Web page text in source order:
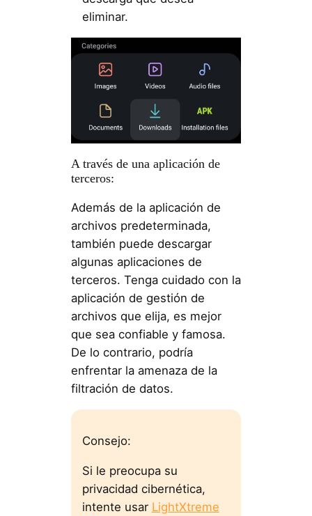
eliminar.
A través de una aplicación de
terceros:
Además de la aplicación de
archivos predeterminada,
también puede descargar
algunas aplicaciones de
terceros. Tenga cuidado con la
aplicación de gestión de
archivos que elija, es mejor
que sea confiable y famosa.
De lo contrario, podría
enfrentar la amenaza de la
filtración de datos.
Consejo:
Si le preocupa su
privacidad cibernética,
intente usar LightXtreme